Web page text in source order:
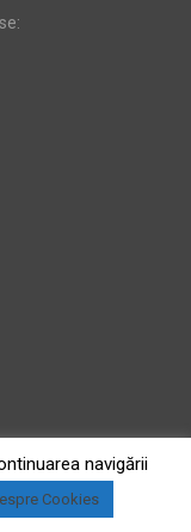
navigării
Cookies